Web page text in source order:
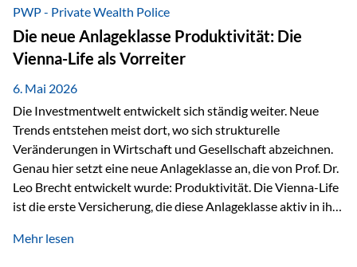
Mäder gesammelt werden konnten. Die anspruchsvolle
Strecke mit rund 4,8 Kilometern und 680 Höhenmetern
stellte die Teilnehmerinnen und Teilnehmer vor eine
sportliche Herausforderung. Doch…
PWP - Private Wealth Police
Die neue Anlageklasse Produktivität: Die
Vienna-Life als Vorreiter
6. Mai 2026
Die Investmentwelt entwickelt sich ständig weiter. Neue
Trends entstehen meist dort, wo sich strukturelle
Veränderungen in Wirtschaft und Gesellschaft abzeichnen.
Genau hier setzt eine neue Anlageklasse an, die von Prof. Dr.
Leo Brecht entwickelt wurde: Produktivität. Die Vienna-Life
ist die erste Versicherung, die diese Anlageklasse aktiv in ihre
Vorreiter. Warum auf das Thema Produktivität setzen? Die
Mehr lesen